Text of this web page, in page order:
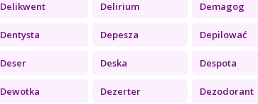
Delikwent Delirium Demagog
Dentysta Depesza Depilować
Deser Deska Despota
Dewotka Dezerter Dezodorant